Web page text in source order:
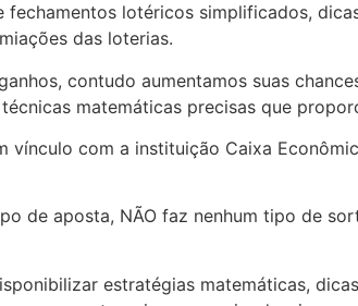
lotéricos simplificados,
das loterias.
contudo aumentamos suas
matemáticas precisas que
vínculo com a instituição Caixa
de aposta, NÃO faz nenhum tipo de
estratégias matemáticas,